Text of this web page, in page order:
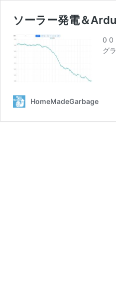
ソーラー発電＆
0 0
グ
HomeMadeGarbage